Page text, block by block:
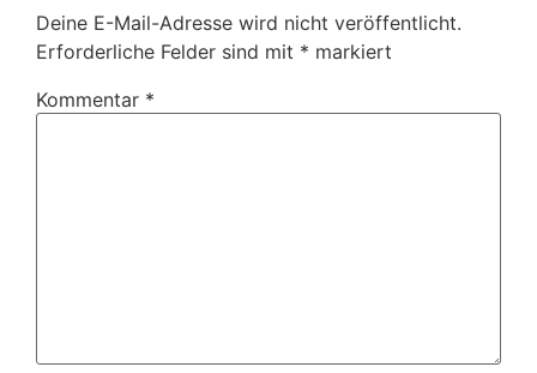
Deine E-Mail-Adresse wird nicht veröffentlicht.
Erforderliche Felder sind mit * markiert
Kommentar *